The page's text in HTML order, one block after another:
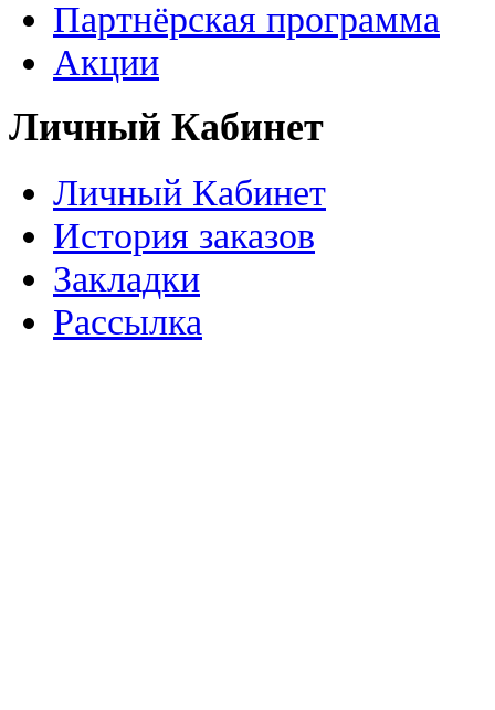
Партнёрская программа
Акции
Личный Кабинет
Личный Кабинет
История заказов
Закладки
Рассылка